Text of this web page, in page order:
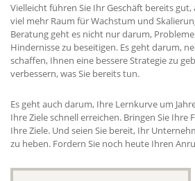
Vielleicht führen Sie Ihr Geschäft bereits gut,
viel mehr Raum für Wachstum und
Beratung geht es nicht nur darum,
Hindernisse zu beseitigen. Es geht darum,
schaffen, Ihnen eine bessere Strategie zu
verbessern, was Sie bereits tun.
Es geht auch darum, Ihre Lernkurve um
Ihre Ziele schnell erreichen. Bringen Sie Ihre
Ihre Ziele. Und seien Sie bereit, Ihr
zu heben. Fordern Sie noch heute Ihren